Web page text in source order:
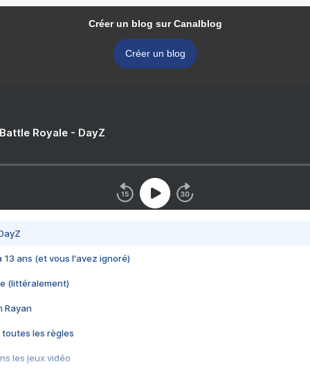
Créer un blog sur Canalblog
Créer un blog
Royale - DayZ
13 ans (et vous l'avez ignoré)
(littéralement)
Rayan
toutes les règles
les jeux vidéo